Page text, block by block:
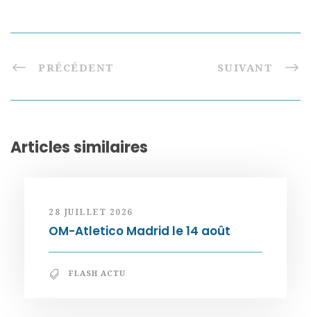
PRÉCÉDENT SUIVANT
Articles similaires
28 JUILLET 2026
OM-Atletico Madrid le 14 août
FLASH ACTU